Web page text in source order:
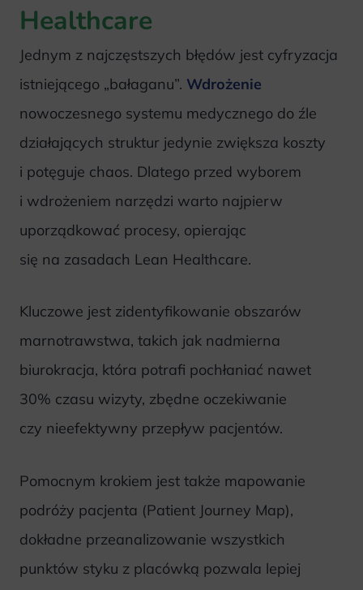
Healthcare
Jednym z najczęstszych błędów jest cyfryzacja
istniejącego „bałaganu”. Wdrożenie
nowoczesnego systemu medycznego do źle
działających struktur jedynie zwiększa koszty
i potęguje chaos. Dlatego przed wyborem
i wdrożeniem narzędzi warto najpierw
uporządkować procesy, opierając
się na zasadach Lean Healthcare.
Kluczowe jest zidentyfikowanie obszarów
marnotrawstwa, takich jak nadmierna
biurokracja, która potrafi pochłaniać nawet
30% czasu wizyty, zbędne oczekiwanie
czy nieefektywny przepływ pacjentów.
Pomocnym krokiem jest także mapowanie
podróży pacjenta (Patient Journey Map),
dokładne przeanalizowanie wszystkich
punktów styku z placówką pozwala lepiej